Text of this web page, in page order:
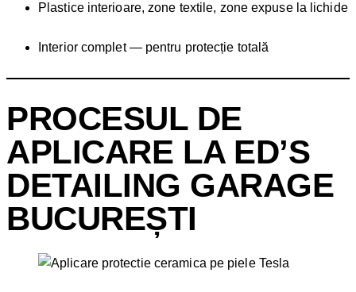
Plastice interioare, zone textile, zone expuse la lichide
Interior complet — pentru protecție totală
PROCESUL DE
APLICARE LA ED’S
DETAILING GARAGE
BUCUREȘTI